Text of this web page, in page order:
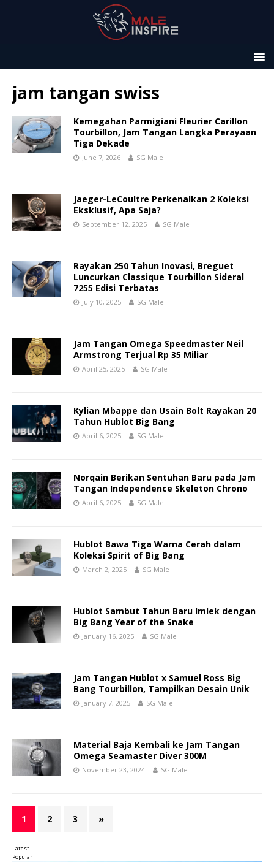
jam tangan swiss
Kemegahan Parmigiani Fleurier Carillon
Tourbillon, Jam Tangan Langka Perayaan
Tiga Dekade
June 7, 2026 SG Male
Jaeger-LeCoultre Perkenalkan 2 Koleksi
Eksklusif, Apa Saja?
September 12, 2025 SG Male
Rayakan 250 Tahun Inovasi, Breguet
Luncurkan Classique Tourbillon Sideral
7255 Edisi Terbatas
July 10, 2025 SG Male
Jam Tangan Omega Speedmaster Neil
Armstrong Terjual Rp 35 Miliar
April 25, 2025 SG Male
Kylian Mbappe dan Usain Bolt Rayakan 20
Tahun Hublot Big Bang
April 6, 2025 SG Male
Norqain Berikan Sentuhan Baru pada Jam
Tangan Independence Skeleton Chrono
April 6, 2025 SG Male
Hublot Bawa Tiga Warna Cerah dalam
Koleksi Spirit of Big Bang
March 2, 2025 SG Male
Hublot Sambut Tahun Baru Imlek dengan
Big Bang Year of the Snake
January 16, 2025 SG Male
Jam Tangan Hublot x Samuel Ross Big
Bang Tourbillon, Tampilkan Desain Unik
January 7, 2025 SG Male
Material Baja Kembali ke Jam Tangan
Omega Seamaster Diver 300M
November 23, 2024 SG Male
1 2 3 »
Latest
Popular